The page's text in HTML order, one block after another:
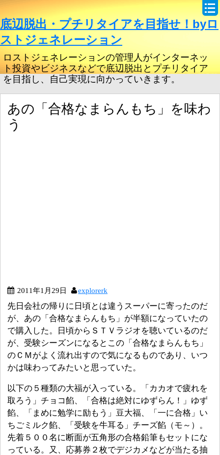
底辺脱出・プチリタイアを目指せ！byロ
ストジェネレーション
ロストジェネレーションの管理人がインターネッ
ト投資やビジネスなどで底辺脱出とプチリタイア
を目指し、自己実現に向かっていきます。
あの「合格なまらんもち」を味わ
う
2011年1月29日 explorerk
先日会社の帰りに日頃とは違うスーパーに寄ったのだ
が、あの「合格なまらんもち」が半額になっていたの
で購入した。日頃からＳＴＶラジオを聴いているのだ
が、受験シーズンになるとこの「合格なまらんもち」
のＣＭがよく流れ出すので気になるものであり、いつ
かは味わってみたいと思っていた。
以下の５種類の大福が入っている。「カカオで疲れを
取ろう」チョコ餡、「合格は絶対にゆずらん！」ゆず
餡、「まめに勉学に励もう」豆大福、「一に合格」い
ちごミルク餡、「受験を牛耳る」チーズ餡（モ～）。
先着５００名に断面が五角形の合格鉛筆もセットにな
っている。又、応募券２枚でデジカメなどが当たる抽